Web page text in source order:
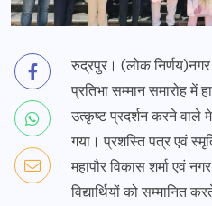
रुद्रपुर। (लोक
प्रतिभा सम्मान समारोह में
उत्कृष्ट प्रदर्शन करने वाले
गया। प्रशस्ति पत्र एवं
महापौर विकास शर्मा एवं
विद्यार्थियों को सम्मानित